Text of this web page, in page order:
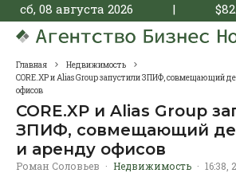
сб, 08 августа 2026 | $
Главная
Недвижимость
CORE.XP и Alias Group запустили ЗПИФ, совмещающий
офисов
CORE.XP и Alias Group
ЗПИФ, совмещающий
и аренду офисов
Роман Соловьев · Недвижимость · 16:38,